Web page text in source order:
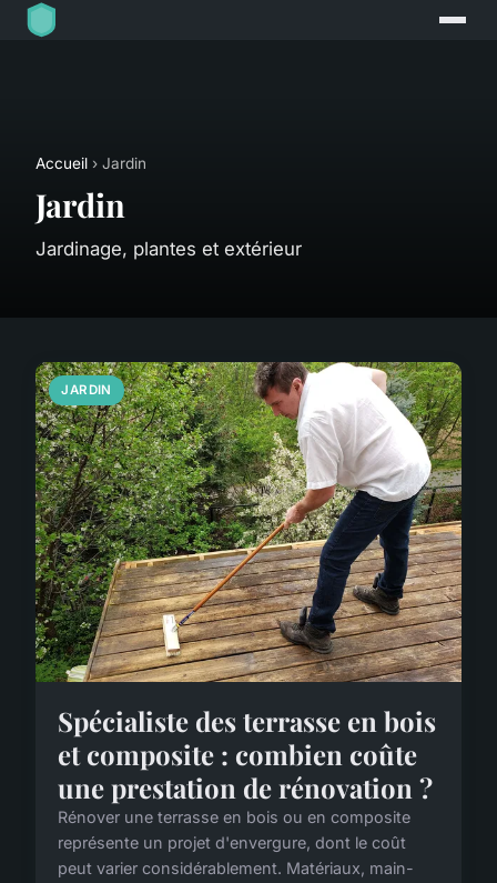
Accueil › Jardin
Jardin
Jardinage, plantes et extérieur
JARDIN
Spécialiste des terrasse en bois
et composite : combien coûte
une prestation de rénovation ?
Rénover une terrasse en bois ou en composite
représente un projet d'envergure, dont le coût
peut varier considérablement. Matériaux, main-